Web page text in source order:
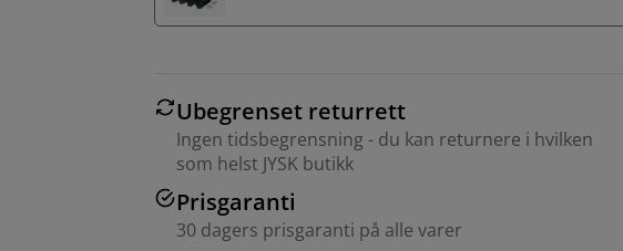
Ubegrenset returrett
Ingen tidsbegrensning - du kan returnere i hvilken
som helst JYSK butikk
Prisgaranti
30 dagers prisgaranti på alle varer